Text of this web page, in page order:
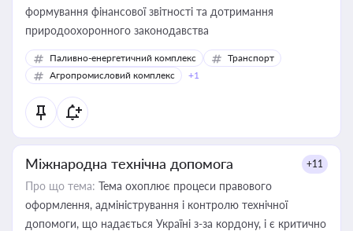
формування фінансової звітності та дотримання
природоохоронного законодавства
Паливно-енергетичний комплекс
Транспорт
Агропромисловий комплекс
+1
Міжнародна технічна допомога +11
Про що тема: Тема охоплює процеси правового
оформлення, адміністрування і контролю технічної
допомоги, що надається Україні з-за кордону, і є критично